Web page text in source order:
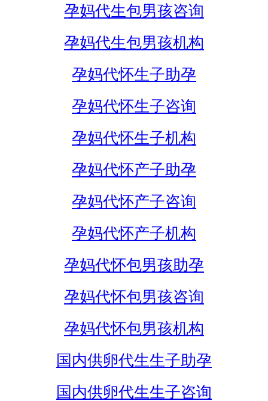
孕妈代生包男孩咨询
孕妈代生包男孩机构
孕妈代怀生子助孕
孕妈代怀生子咨询
孕妈代怀生子机构
孕妈代怀产子助孕
孕妈代怀产子咨询
孕妈代怀产子机构
孕妈代怀包男孩助孕
孕妈代怀包男孩咨询
孕妈代怀包男孩机构
国内供卵代生生子助孕
国内供卵代生生子咨询